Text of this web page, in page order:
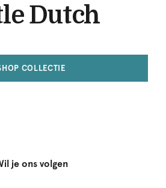
Dutch
COLLECTIE
je ons volgen